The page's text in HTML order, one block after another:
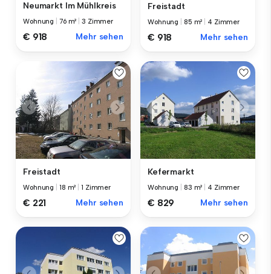
Neumarkt Im Mühlkreis
Wohnung 76 m² |3 Zimmer
€ 918 Mehr sehen
Freistadt
Wohnung 85 m² 4 Zimmer
€ 918 Mehr sehen
Freistadt
Wohnung 18 m² |1 Zimmer
€ 221 Mehr sehen
Kefermarkt
Wohnung 83 m² 4 Zimmer
€ 829 Mehr sehen